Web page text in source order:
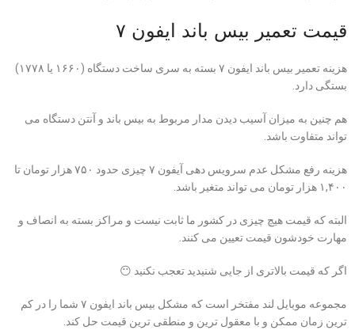
قیمت تعمیر بیس باند ایفون ۷
هزینه تعمیر بیس باند ایفون ۷ بسته به سری ساخت دستگاه (۱۶۶۰ یا ۱۷۷۸)
بستگی دارد.
هم چنین به میزان آسیب دیدن مدار مربوط به بیس باند و آنتن دستگاه می
تواند متفاوت باشد.
هزینه رفع مشکل عدم سرویس دهی آیفون ۷ چیزی حدود ۷۵۰ هزار تومان تا
۱,۴۰۰ هزار تومان می تواند متغیر باشد.
البته که قیمت هیچ چیزی در کشور ما ثابت نیست و مراکز بسته به انصاف و
مهارت خودشون قیمت تعیین می کنند.
اگر که قیمت بالاتری از جایی شنیدید تعجب نکنید 😶
مجموعه موبایل لند مفتخر است که مشکل بیس باند ایفون ۷ شما را در کم
ترین زمان ممکن و با معقول ترین و منطقی ترین قیمت حل کند.